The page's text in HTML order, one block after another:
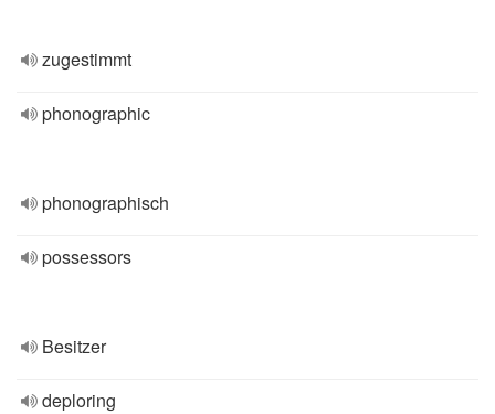
zugestimmt
phonographic
phonographisch
possessors
Besitzer
deploring